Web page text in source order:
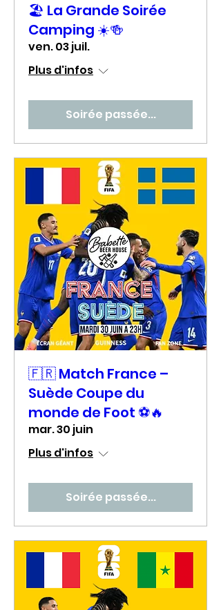
🏖️ La Grande Soirée
Camping ☀️🍻
ven. 03 juil.
Plus d'infos
Soirée passée...
🇫🇷 Match France –
Suède Coupe du
monde de Foot ⚽🔥
mar. 30 juin
Plus d'infos
Soirée passée...